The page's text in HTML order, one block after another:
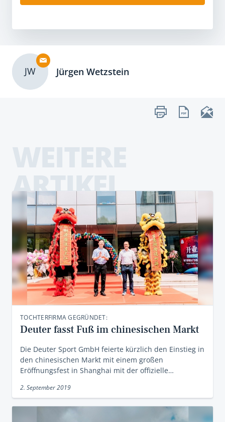
JW Jürgen Wetzstein
ARTIKEL
TOCHTERFIRMA GEGRÜNDET:
Deuter fasst Fuß im chinesischen Markt
Die Deuter Sport GmbH feierte kürzlich den Einstieg in
den chinesischen Markt mit einem großen
Eröffnungsfest in Shanghai mit der offizielle…
2. September 2019